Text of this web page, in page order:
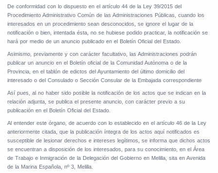
De conformidad con lo dispuesto en el artículo 44 de la Ley 39/2015 del
Procedimiento Administrativo Común de las Administraciones Públicas, cuando los
interesados en un procedimiento sean desconocidos, se ignore el lugar de la
notificación o bien, intentada ésta, no se hubiese podido practicar, la notificación se
hará por medio de un anuncio publicado en el Boletín Oficial del Estado.
Asimismo, previamente y con carácter facultativo, las Administraciones podrán
publicar un anuncio en el Boletín oficial de la Comunidad Autónoma o de la
Provincia, en el tablón de edictos del Ayuntamiento del último domicilio del
interesado o del Consulado o Sección Consular de la Embajada correspondiente
Así pues, al no haber sido posible la notificación de los actos que se indican en la
relación adjunta, se publica el presente anuncio, con carácter previo a su
publicación en el Boletín Oficial del Estado.
Al entender este órgano, de acuerdo con lo establecido en el artículo 46 de la Ley
anteriormente citada, que la publicación íntegra de los actos aquí notificados es
susceptible de lesionar derechos e intereses legítimos, se informa que dichos actos
se encuentran a disposición de los interesados, para su conocimiento, en el Área
de Trabajo e Inmigración de la Delegación del Gobierno en Melilla, sita en Avenida
de la Marina Española, nº 3, Melilla.